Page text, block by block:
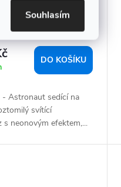
Souhlasím
- Astronaut sedící
DO KOŠÍKU
- Astronaut sedící na
svítící
s neonovým efektem,...